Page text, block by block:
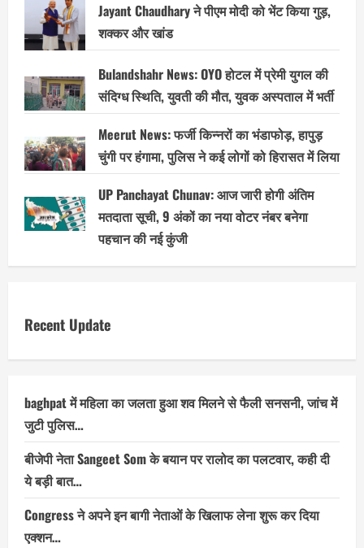
Jayant Chaudhary ने पीएम मोदी को भेंट किया गुड़,
शक्कर और खांड
Bulandshahr News: OYO होटल में प्रेमी युगल की
संदिग्ध स्थिति, युवती की मौत, युवक अस्पताल में भर्ती
Meerut News: फर्जी किन्नरों का भंडाफोड़, हापुड़
चुंगी पर हंगामा, पुलिस ने कई लोगों को हिरासत में लिया
UP Panchayat Chunav: आज जारी होगी अंतिम
मतदाता सूची, 9 अंकों का नया वोटर नंबर बनेगा
पहचान की नई कुंजी
Recent Update
baghpat में महिला का जलता हुआ शव मिलने से फैली सनसनी, जांच में
जुटी पुलिस…
बीजेपी नेता Sangeet Som के बयान पर रालोद का पलटवार, कही दी
ये बड़ी बात…
Congress ने अपने इन बागी नेताओं के खिलाफ लेना शुरू कर दिया
एक्शन…